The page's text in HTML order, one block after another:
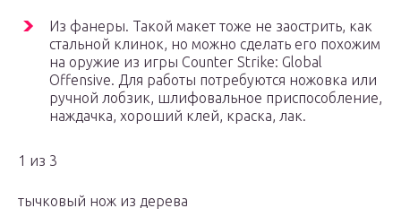
Из фанеры. Такой макет тоже не заострить, как
стальной клинок, но можно сделать его похожим
на оружие из игры Counter Strike: Global
Offensive. Для работы потребуются ножовка или
ручной лобзик, шлифовальное приспособление,
наждачка, хороший клей, краска, лак.
1 из 3
тычковый нож из дерева